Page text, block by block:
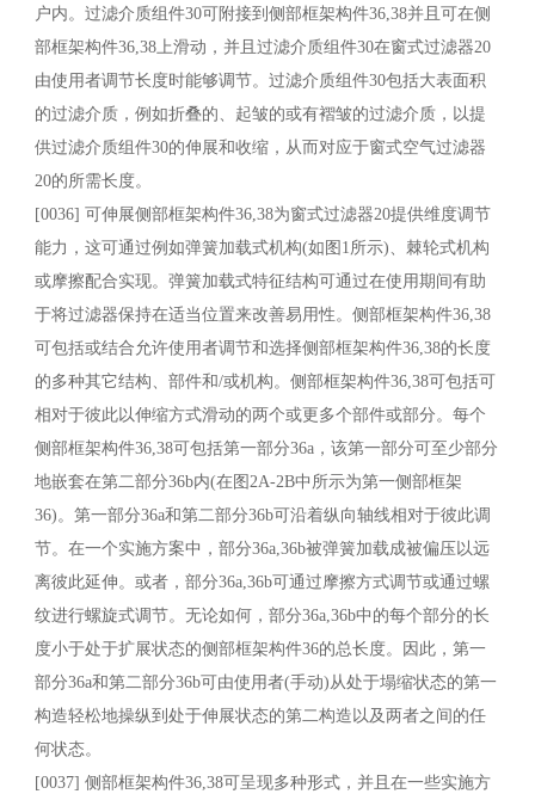
户内。过滤介质组件30可附接到侧部框架构件36,38并且可在侧
部框架构件36,38上滑动，并且过滤介质组件30在窗式过滤器20
由使用者调节长度时能够调节。过滤介质组件30包括大表面积
的过滤介质，例如折叠的、起皱的或有褶皱的过滤介质，以提
供过滤介质组件30的伸展和收缩，从而对应于窗式空气过滤器
20的所需长度。
[0036] 可伸展侧部框架构件36,38为窗式过滤器20提供维度调节
能力，这可通过例如弹簧加载式机构(如图1所示)、棘轮式机构
或摩擦配合实现。弹簧加载式特征结构可通过在使用期间有助
于将过滤器保持在适当位置来改善易用性。侧部框架构件36,38
可包括或结合允许使用者调节和选择侧部框架构件36,38的长度
的多种其它结构、部件和/或机构。侧部框架构件36,38可包括可
相对于彼此以伸缩方式滑动的两个或更多个部件或部分。每个
侧部框架构件36,38可包括第一部分36a，该第一部分可至少部分
地嵌套在第二部分36b内(在图2A-2B中所示为第一侧部框架
36)。第一部分36a和第二部分36b可沿着纵向轴线相对于彼此调
节。在一个实施方案中，部分36a,36b被弹簧加载成被偏压以远
离彼此延伸。或者，部分36a,36b可通过摩擦方式调节或通过螺
纹进行螺旋式调节。无论如何，部分36a,36b中的每个部分的长
度小于处于扩展状态的侧部框架构件36的总长度。因此，第一
部分36a和第二部分36b可由使用者(手动)从处于塌缩状态的第一
构造轻松地操纵到处于伸展状态的第二构造以及两者之间的任
何状态。
[0037] 侧部框架构件36,38可呈现多种形式，并且在一些实施方